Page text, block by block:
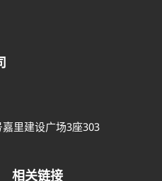
里建设广场3座303
相关链接